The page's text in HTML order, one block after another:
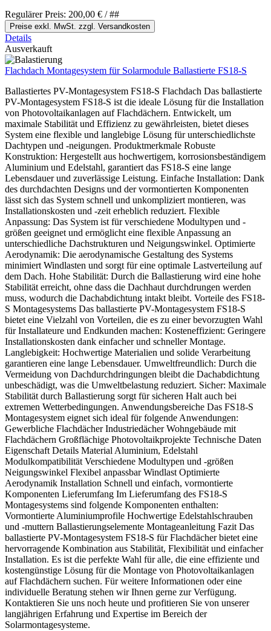
Regulärer Preis: 200,00 € / ##
Preise exkl. MwSt. zzgl. Versandkosten
Details
Ausverkauft
Flachdach Montagesystem für Solarmodule Ballastierte FS18-S
Ballastiertes PV-Montagesystem FS18-S Flachdach Das ballastierte
PV-Montagesystem FS18-S ist die ideale Lösung für die Installation
von Photovoltaikanlagen auf Flachdächern. Entwickelt, um
maximale Stabilität und Effizienz zu gewährleisten, bietet dieses
System eine flexible und langlebige Lösung für unterschiedlichste
Dachtypen und -neigungen. Produktmerkmale Robuste
Konstruktion: Hergestellt aus hochwertigem, korrosionsbeständigem
Aluminium und Edelstahl, garantiert das FS18-S eine lange
Lebensdauer und zuverlässige Leistung. Einfache Installation: Dank
des durchdachten Designs und der vormontierten Komponenten
lässt sich das System schnell und unkompliziert montieren, was
Installationskosten und -zeit erheblich reduziert. Flexible
Anpassung: Das System ist für verschiedene Modultypen und -
größen geeignet und ermöglicht eine flexible Anpassung an
unterschiedliche Dachstrukturen und Neigungswinkel. Optimierte
Aerodynamik: Die aerodynamische Gestaltung des Systems
minimiert Windlasten und sorgt für eine optimale Lastverteilung auf
dem Dach. Hohe Stabilität: Durch die Ballastierung wird eine hohe
Stabilität erreicht, ohne dass die Dachhaut durchdrungen werden
muss, wodurch die Dachabdichtung intakt bleibt. Vorteile des FS18-
S Montagesystems Das ballastierte PV-Montagesystem FS18-S
bietet eine Vielzahl von Vorteilen, die es zu einer bevorzugten Wahl
für Installateure und Endkunden machen: Kosteneffizient: Geringere
Installationskosten dank einfacher und schneller Montage.
Langlebigkeit: Hochwertige Materialien und solide Verarbeitung
garantieren eine lange Lebensdauer. Umweltfreundlich: Durch die
Vermeidung von Dachdurchdringungen bleibt die Dachabdichtung
unbeschädigt, was die Umweltbelastung reduziert. Sicher: Maximale
Stabilität durch Ballastierung sorgt für sicheren Halt auch bei
extremen Wetterbedingungen. Anwendungsbereiche Das FS18-S
Montagesystem eignet sich ideal für folgende Anwendungen:
Gewerbliche Flachdächer Industriedächer Wohngebäude mit
Flachdächern Großflächige Photovoltaikprojekte Technische Daten
Eigenschaft Details Material Aluminium, Edelstahl
Modulkompatibilität Verschiedene Modultypen und -größen
Neigungswinkel Flexibel anpassbar Windlast Optimierte
Aerodynamik Installation Schnell und einfach, vormontierte
Komponenten Lieferumfang Im Lieferumfang des FS18-S
Montagesystems sind folgende Komponenten enthalten:
Vormontierte Aluminiumprofile Hochwertige Edelstahlschrauben
und -muttern Ballastierungselemente Montageanleitung Fazit Das
ballastierte PV-Montagesystem FS18-S für Flachdächer bietet eine
hervorragende Kombination aus Stabilität, Flexibilität und einfacher
Installation. Es ist die perfekte Wahl für alle, die eine effiziente und
kostengünstige Lösung für die Montage von Photovoltaikanlagen
auf Flachdächern suchen. Für weitere Informationen oder eine
individuelle Beratung stehen wir Ihnen gerne zur Verfügung.
Kontaktieren Sie uns noch heute und profitieren Sie von unserer
langjährigen Erfahrung und Expertise im Bereich der
Solarmontagesysteme.